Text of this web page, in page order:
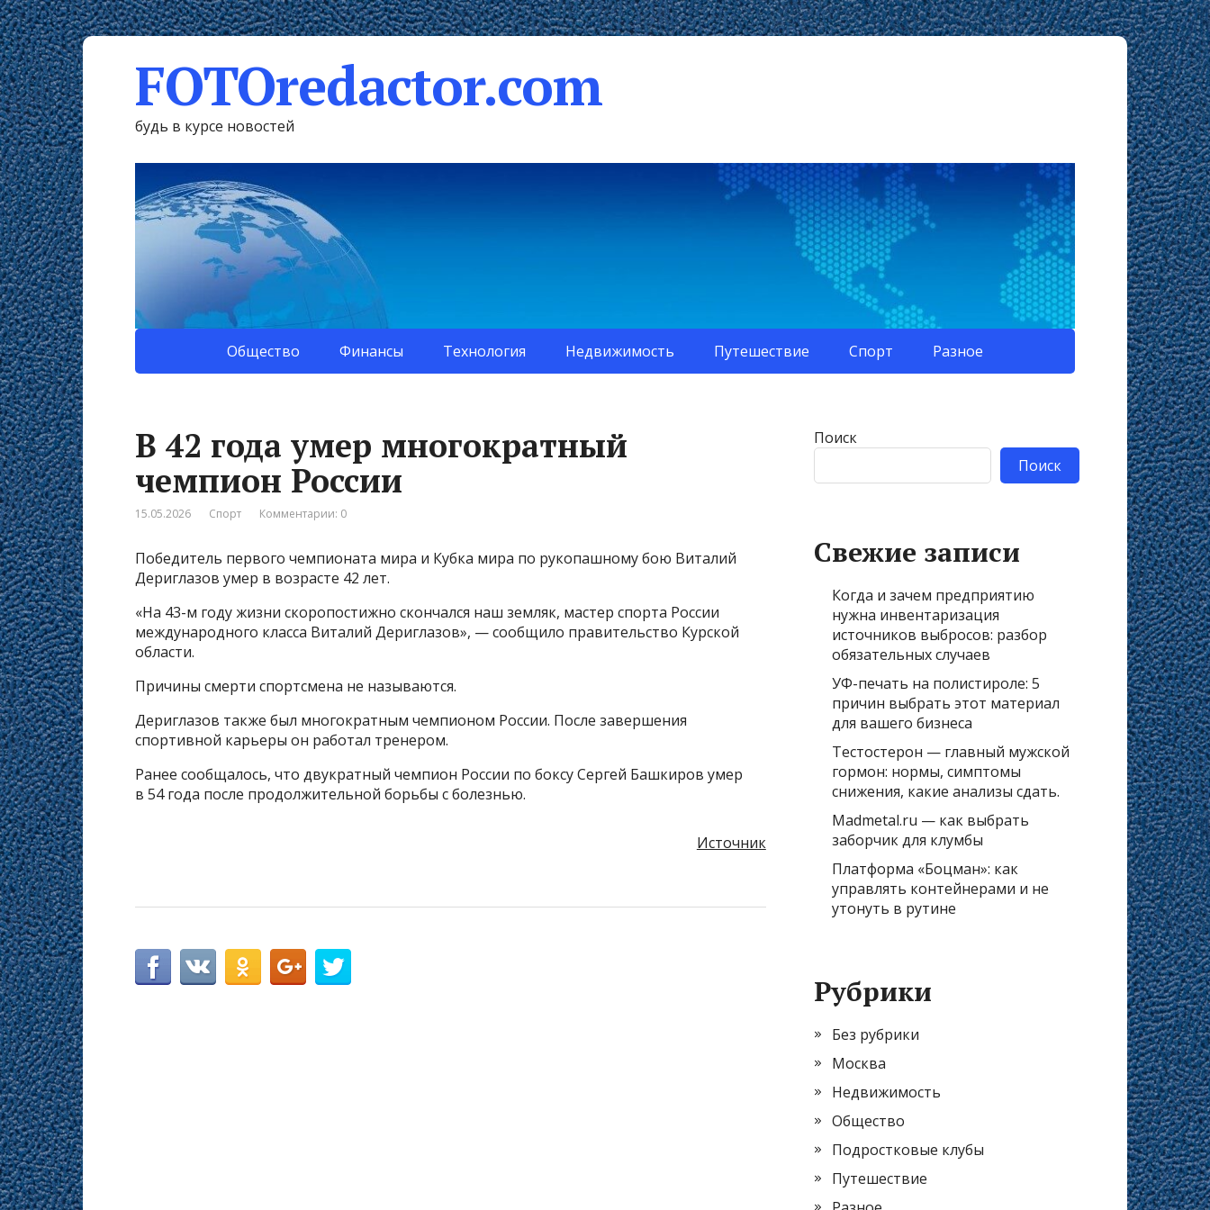
FOTOredactor.com
будь в курсе новостей
Общество Финансы Технология Недвижимость Путешествие Спорт Разное
В 42 года умер многократный
чемпион России
15.05.2026 Спорт Комментарии: 0
Победитель первого чемпионата мира и Кубка мира по рукопашному бою Виталий
Дериглазов умер в возрасте 42 лет.
«На 43-м году жизни скоропостижно скончался наш земляк, мастер спорта России
международного класса Виталий Дериглазов», — сообщило правительство Курской
области.
Причины смерти спортсмена не называются.
Дериглазов также был многократным чемпионом России. После завершения
спортивной карьеры он работал тренером.
Ранее сообщалось, что двукратный чемпион России по боксу Сергей Башкиров умер
в 54 года после продолжительной борьбы с болезнью.
Источник
Поиск
Поиск
Свежие записи
Когда и зачем предприятию
нужна инвентаризация
источников выбросов: разбор
обязательных случаев
УФ-печать на полистироле: 5
причин выбрать этот материал
для вашего бизнеса
Тестостерон — главный мужской
гормон: нормы, симптомы
снижения, какие анализы сдать.
Madmetal.ru — как выбрать
заборчик для клумбы
Платформа «Боцман»: как
управлять контейнерами и не
утонуть в рутине
Рубрики
Без рубрики
Москва
Недвижимость
Общество
Подростковые клубы
Путешествие